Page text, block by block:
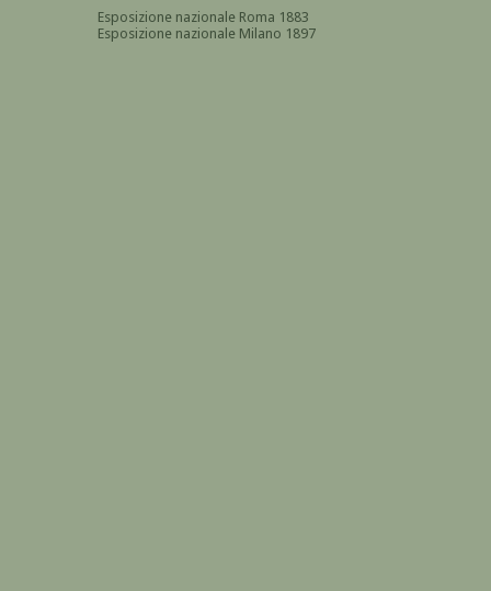
Esposizione nazionale Roma 1883
Esposizione nazionale Milano 1897